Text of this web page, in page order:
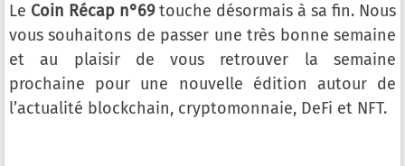
Le Coin Récap n°69touche désormais à sa fin. Nous
vous souhaitons de passer une très bonne semaine
et au plaisir de vous retrouver la semaine
prochaine pour une nouvelle édition autour de
l’actualité blockchain, cryptomonnaie, DeFi et NFT.